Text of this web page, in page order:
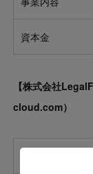
資本金
【株式会社
cloud.com）